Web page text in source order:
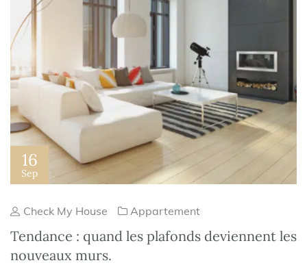
16
Sep
Check My House Appartement
Tendance : quand les plafonds deviennent les
nouveaux murs.